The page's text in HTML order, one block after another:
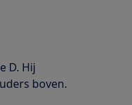
D. Hij
boven.